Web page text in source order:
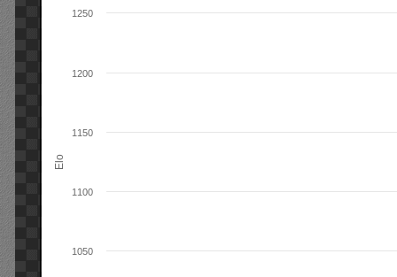
Elo
1050
1100
1150
1200
1250